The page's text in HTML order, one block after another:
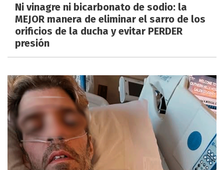
Ni vinagre ni bicarbonato de sodio: la
MEJOR manera de eliminar el sarro de los
orificios de la ducha y evitar PERDER
presión